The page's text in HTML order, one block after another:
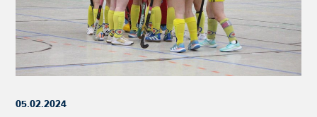
05.02.2024